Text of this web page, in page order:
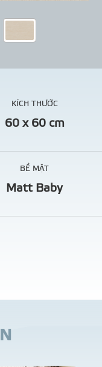
KÍCH THƯỚC
60 x 60 cm
BỀ MẶT
Matt Baby
N